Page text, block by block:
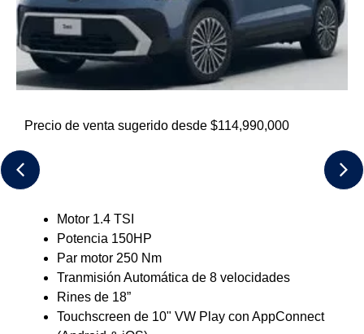
Precio de venta sugerido desde $123,990,000
Motor 1.4 TSI
Potencia 150HP
Par motor 250 Nm
Tranmisión Automática de 8 velocidades
Rines de 18”
Touchscreen de 10" VW Play con AppConnect